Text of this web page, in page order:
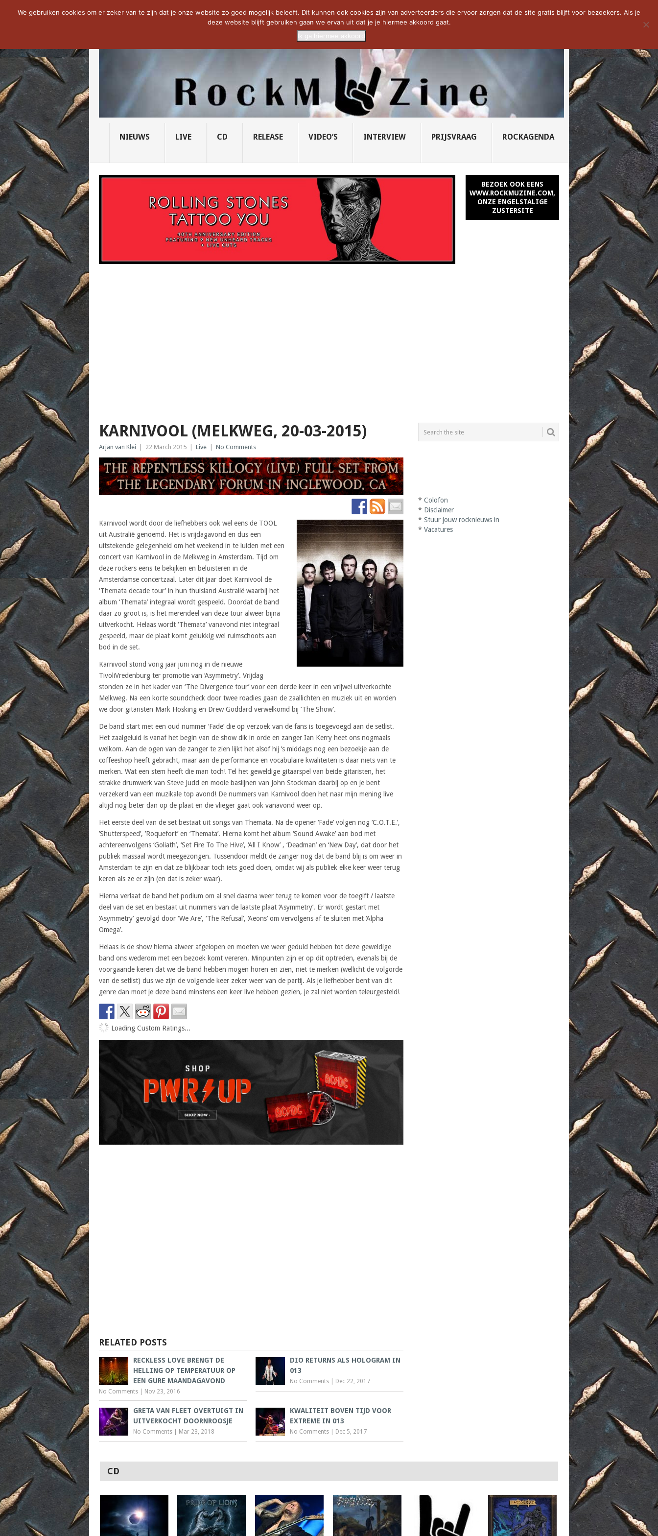
NOW TRENDING: THE VICIOUS HEAD SOCIETY... PRIDE OF LIONS – U... SAVATAGE KOMT TERUG IN 0... CD VAN DE WEEK: SLEEPING...
NIEUWS LIVE CD RELEASE VIDEO’S INTERVIEW PRIJSVRAAG ROCKAGENDA
BEZOEK OOK EENS
WWW.ROCKMUZINE.COM,
ONZE ENGELSTALIGE
ZUSTERSITE
KARNIVOOL (MELKWEG, 20-03-2015)
Arjan van Klei 22 March 2015 Live No Comments
Karnivool wordt door de liefhebbers ook wel eens de TOOL
uit Australië genoemd. Het is vrijdagavond en dus een
uitstekende gelegenheid om het weekend in te luiden met een
concert van Karnivool in de Melkweg in Amsterdam. Tijd om
deze rockers eens te bekijken en beluisteren in de
Amsterdamse concertzaal. Later dit jaar doet Karnivool de
‘Themata decade tour’ in hun thuisland Australië waarbij het
album ‘Themata’ integraal wordt gespeeld. Doordat de band
daar zo groot is, is het merendeel van deze tour alweer bijna
uitverkocht. Helaas wordt ‘Themata’ vanavond niet integraal
gespeeld, maar de plaat komt gelukkig wel ruimschoots aan
bod in de set.
Karnivool stond vorig jaar juni nog in de nieuwe
TivoliVredenburg ter promotie van ‘Asymmetry’. Vrijdag
stonden ze in het kader van ‘The Divergence tour’ voor een derde keer in een vrijwel uitverkochte
Melkweg. Na een korte soundcheck door twee roadies gaan de zaallichten en muziek uit en worden
we door gitaristen Mark Hosking en Drew Goddard verwelkomd bij ‘The Show’.
De band start met een oud nummer ‘Fade’ die op verzoek van de fans is toegevoegd aan de setlist.
Het zaalgeluid is vanaf het begin van de show dik in orde en zanger Ian Kerry heet ons nogmaals
welkom. Aan de ogen van de zanger te zien lijkt het alsof hij ’s middags nog een bezoekje aan de
coffeeshop heeft gebracht, maar aan de performance en vocabulaire kwaliteiten is daar niets van te
merken. Wat een stem heeft die man toch! Tel het geweldige gitaarspel van beide gitaristen, het
strakke drumwerk van Steve Judd en mooie baslijnen van John Stockman daarbij op en je bent
verzekerd van een muzikale top avond! De nummers van Karnivool doen het naar mijn mening live
altijd nog beter dan op de plaat en die vlieger gaat ook vanavond weer op.
Het eerste deel van de set bestaat uit songs van Themata. Na de opener ‘Fade’ volgen nog ‘C.O.T.E.’,
’Shutterspeed’, ’Roquefort’ en ‘Themata’. Hierna komt het album ‘Sound Awake’ aan bod met
achtereenvolgens ‘Goliath’, ‘Set Fire To The Hive’, ‘All I Know’ , ‘Deadman’ en ‘New Day’, dat door het
publiek massaal wordt meegezongen. Tussendoor meldt de zanger nog dat de band blij is om weer in
Amsterdam te zijn en dat ze blijkbaar toch iets goed doen, omdat wij als publiek elke keer weer terug
keren als ze er zijn (en dat is zeker waar).
Hierna verlaat de band het podium om al snel daarna weer terug te komen voor de toegift / laatste
deel van de set en bestaat uit nummers van de laatste plaat ‘Asymmetry’. Er wordt gestart met
‘Asymmetry’ gevolgd door ‘We Are’, ‘The Refusal’, ‘Aeons’ om vervolgens af te sluiten met ‘Alpha
Omega’.
Helaas is de show hierna alweer afgelopen en moeten we weer geduld hebben tot deze geweldige
band ons wederom met een bezoek komt vereren. Minpunten zijn er op dit optreden, evenals bij de
voorgaande keren dat we de band hebben mogen horen en zien, niet te merken (wellicht de volgorde
van de setlist) dus we zijn de volgende keer zeker weer van de partij. Als je liefhebber bent van dit
genre dan moet je deze band minstens een keer live hebben gezien, je zal niet worden teleurgesteld!
Loading Custom Ratings...
RELATED POSTS
RECKLESS LOVE BRENGT DE
HELLING OP TEMPERATUUR OP
EEN GURE MAANDAGAVOND
No Comments Nov 23, 2016
DIO RETURNS ALS HOLOGRAM IN
013
No Comments Dec 22, 2017
GRETA VAN FLEET OVERTUIGT IN
UITVERKOCHT DOORNROOSJE
No Comments Mar 23, 2018
KWALITEIT BOVEN TIJD VOOR
EXTREME IN 013
No Comments Dec 5, 2017
*Colofon
* Disclaimer
*Stuur jouw rocknieuws in
*Vacatures
CD
We gebruiken cookies om er zeker van te zijn dat je onze website zo goed mogelijk beleeft. Dit kunnen ook cookies zijn van adverteerders die ervoor zorgen dat de site gratis blijft voor bezoekers. Als je
deze website blijft gebruiken gaan we ervan uit dat je je hiermee akkoord gaat.
Ik ga hiermee akkoord